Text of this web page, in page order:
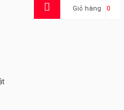
Giỏ hàng 0